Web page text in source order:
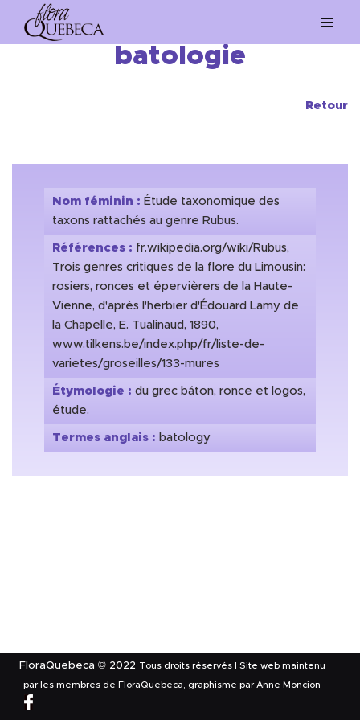
Aller
batologie
Retour
Nom féminin : Étude taxonomique des
taxons rattachés au genre Rubus.
Références : fr.wikipedia.org/wiki/Rubus,
Trois genres critiques de la flore du Limousin:
rosiers, ronces et épervièrers de la Haute-
Vienne, d'après l'herbier d'Édouard Lamy de
la Chapelle, E. Tualinaud, 1890,
www.tilkens.be/index.php/fr/liste-de-
varietes/groseilles/133-mures
Étymologie : du grec báton, ronce et logos,
étude.
Termes anglais : batology
FloraQuebeca © 2022 Tous droits réservés | Site web maintenu
par les membres de FloraQuebeca, graphisme par Anne Moncion